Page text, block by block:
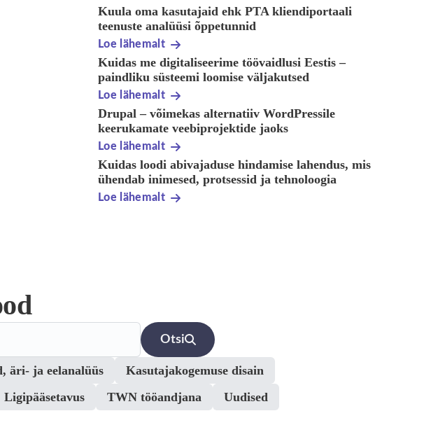
Kuula oma kasutajaid ehk PTA kliendiportaali
teenuste analüüsi õppetunnid
Loe lähemalt
Kuidas me digitaliseerime töövaidlusi Eestis –
paindliku süsteemi loomise väljakutsed
Loe lähemalt
Drupal – võimekas alternatiiv WordPressile
keerukamate veebiprojektide jaoks
Loe lähemalt
Kuidas loodi abivajaduse hindamise lahendus, mis
ühendab inimesed, protsessid ja tehnoloogia
Loe lähemalt
Otsi
äri- ja eelanalüüs
Kasutajakogemuse disain
Ligipääsetavus TWN tööandjana Uudised